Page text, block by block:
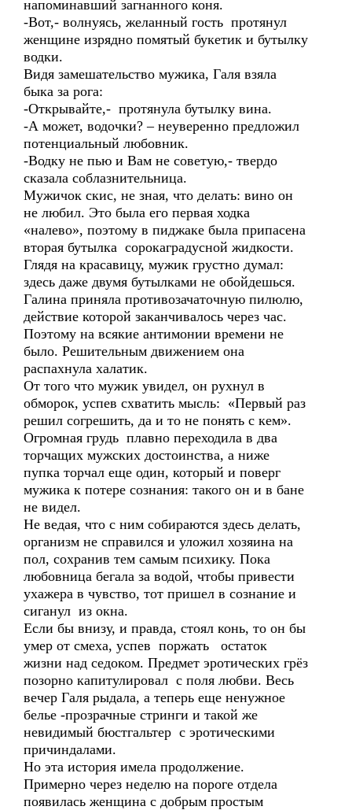
напоминавший загнанного коня.
-Вот,- волнуясь, желанный гость протянул
женщине изрядно помятый букетик и бутылку
водки.
Видя замешательство мужика, Галя взяла
быка за рога:
-Открывайте,- протянула бутылку вина.
-А может, водочки? – неуверенно предложил
потенциальный любовник.
-Водку не пью и Вам не советую,- твердо
сказала соблазнительница.
Мужичок скис, не зная, что делать: вино он
не любил. Это была его первая ходка
«налево», поэтому в пиджаке была припасена
вторая бутылка сорокаградусной жидкости.
Глядя на красавицу, мужик грустно думал:
здесь даже двумя бутылками не обойдешься.
Галина приняла противозачаточную пилюлю,
действие которой заканчивалось через час.
Поэтому на всякие антимонии времени не
было. Решительным движением она
распахнула халатик.
От того что мужик увидел, он рухнул в
обморок, успев схватить мысль: «Первый раз
решил согрешить, да и то не понять с кем».
Огромная грудь плавно переходила в два
торчащих мужских достоинства, а ниже
пупка торчал еще один, который и поверг
мужика к потере сознания: такого он и в бане
не видел.
Не ведая, что с ним собираются здесь делать,
организм не справился и уложил хозяина на
пол, сохранив тем самым психику. Пока
любовница бегала за водой, чтобы привести
ухажера в чувство, тот пришел в сознание и
сиганул из окна.
Если бы внизу, и правда, стоял конь, то он бы
умер от смеха, успев поржать остаток
жизни над седоком. Предмет эротических грёз
позорно капитулировал с поля любви. Весь
вечер Галя рыдала, а теперь еще ненужное
белье -прозрачные стринги и такой же
невидимый бюстгальтер с эротическими
причиндалами.
Но эта история имела продолжение.
Примерно через неделю на пороге отдела
появилась женщина с добрым простым